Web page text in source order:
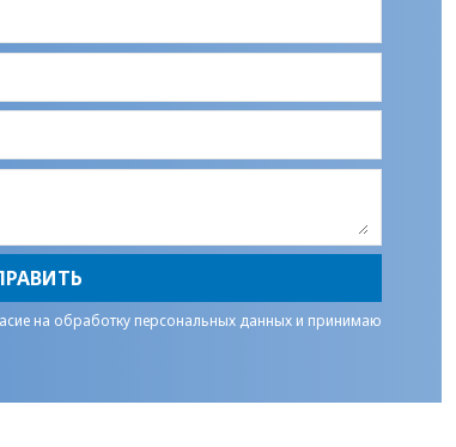
на обработку персональных данных и принимаю